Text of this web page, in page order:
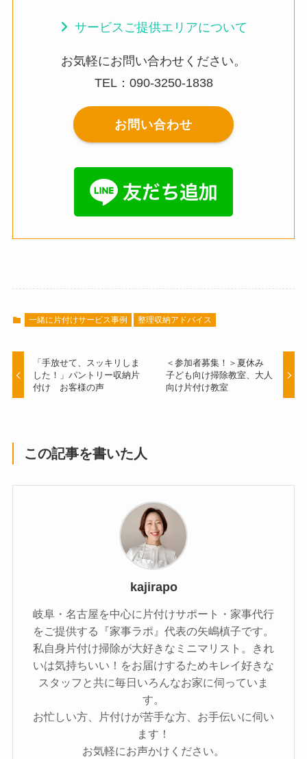
サービスご提供エリアについて
お気軽にお問い合わせください。
TEL：090-3250-1838
お問い合わせ
一緒に片付けサービス事例 整理収納アドバイス
「手放せて、スッキリしま
した！」パントリー収納片
付け お客様の声
＜参加者募集！＞夏休み
子ども向け掃除教室、大人
向け片付け教室
この記事を書いた人
kajirapo
岐阜・名古屋を中心に片付けサポート・家事代行
をご提供する『家事ラポ』代表の矢嶋槙子です。
私自身片付け掃除が大好きなミニマリスト。きれ
いは気持ちいい！をお届けするためキレイ好きな
スタッフと共に毎日いろんなお家に伺っていま
す。
お忙しい方、片付けが苦手な方、お手伝いに伺い
ます！
お気軽にお声かけください。